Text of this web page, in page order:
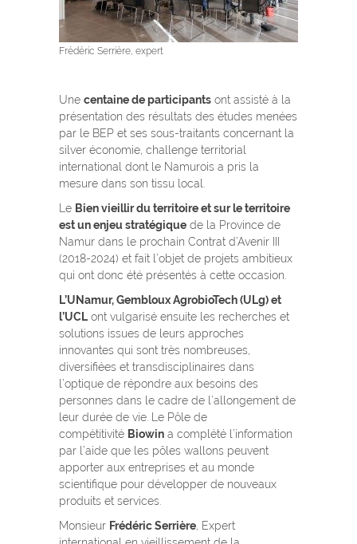
Frédéric Serrière, expert
Une centaine de participants ont assisté à la
présentation des résultats des études menées
par le BEP et ses sous-traitants concernant la
silver économie, challenge territorial
international dont le Namurois a pris la
mesure dans son tissu local.
Le Bien vieillir du territoire et sur le territoire
est un enjeu stratégique de la Province de
Namur dans le prochain Contrat d’Avenir III
(2018-2024) et fait l’objet de projets ambitieux
qui ont donc été présentés à cette occasion.
L’UNamur, Gembloux AgrobioTech (ULg) et
l’UCL ont vulgarisé ensuite les recherches et
solutions issues de leurs approches
innovantes qui sont très nombreuses,
diversifiées et transdisciplinaires dans
l’optique de répondre aux besoins des
personnes dans le cadre de l’allongement de
leur durée de vie. Le Pôle de
compétitivité Biowin a complété l’information
par l’aide que les pôles wallons peuvent
apporter aux entreprises et au monde
scientifique pour développer de nouveaux
produits et services.
Monsieur Frédéric Serrière , Expert